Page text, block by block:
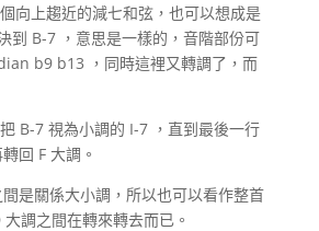
向上趨近的減七和弦，也可以想成是
到 B-7 ，意思是一樣的，音階部份可
b9 b13 ，同時這裡又轉調了，而
B-7 視為小調的 I-7 ，直到最後一行
回 F 大調。
是關係大小調，所以也可以看作整首
調之間在轉來轉去而已。